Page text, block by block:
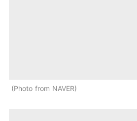
Photo from NAVER